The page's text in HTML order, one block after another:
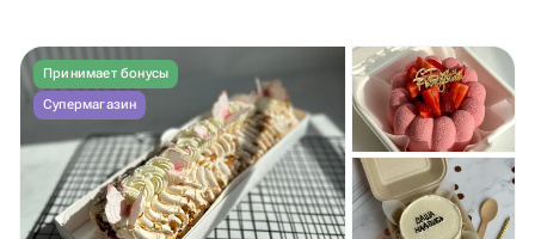
Принимает бонусы
Супермагазин